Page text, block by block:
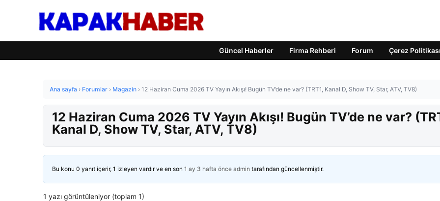
Güncel Haberler Firma Rehberi Forum Çerez Politikası
Ana sayfa › Forumlar › Magazin › 12 Haziran Cuma 2026 TV Yayın Akışı! Bugün TV’de ne var? (TRT1, Kanal D, Show TV, Star, ATV, TV8)
12 Haziran Cuma 2026 TV Yayın Akışı! Bugün TV’de ne var?
Kanal D, Show TV, Star, ATV, TV8)
Bu konu 0 yanıt içerir, 1 izleyen vardır ve en son 1 ay 3 hafta önce admin tarafından güncellenmiştir.
1 yazı görüntüleniyor (toplam 1)